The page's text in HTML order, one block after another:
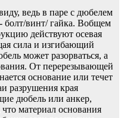
ведь в паре с дюбелем
болт/винт/ гайка. Вобщем
действуют осевая
сила и изгибающий
может разорваться, а
От перерезывающей
основание или течет
разрушения края
дюбель или анкер,
материал основания